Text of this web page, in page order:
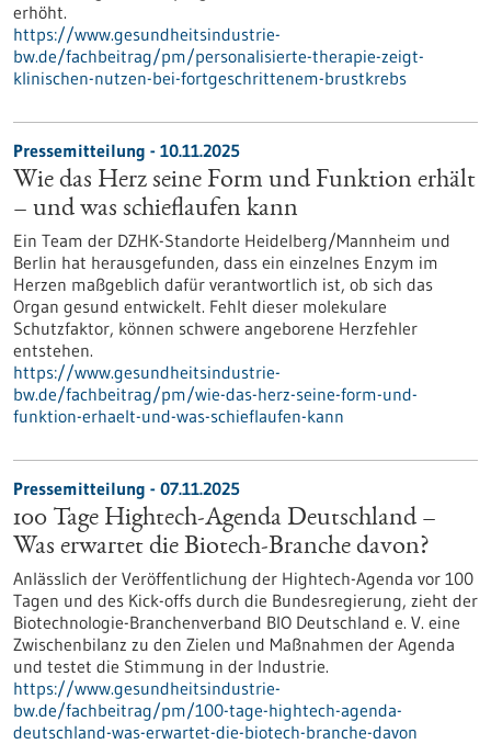
erhöht.
https://www.gesundheitsindustrie-
bw.de/fachbeitrag/pm/personalisierte-therapie-zeigt-
klinischen-nutzen-bei-fortgeschrittenem-brustkrebs
Pressemitteilung - 10.11.2025
Wie das Herz seine Form und Funktion erhält
– und was schieflaufen kann
Ein Team der DZHK-Standorte Heidelberg/Mannheim und
Berlin hat herausgefunden, dass ein einzelnes Enzym im
Herzen maßgeblich dafür verantwortlich ist, ob sich das
Organ gesund entwickelt. Fehlt dieser molekulare
Schutzfaktor, können schwere angeborene Herzfehler
entstehen.
https://www.gesundheitsindustrie-
bw.de/fachbeitrag/pm/wie-das-herz-seine-form-und-
funktion-erhaelt-und-was-schieflaufen-kann
Pressemitteilung - 07.11.2025
100 Tage Hightech-Agenda Deutschland –
Was erwartet die Biotech-Branche davon?
Anlässlich der Veröffentlichung der Hightech-Agenda vor 100
Tagen und des Kick-offs durch die Bundesregierung, zieht der
Biotechnologie-Branchenverband BIO Deutschland e. V. eine
Zwischenbilanz zu den Zielen und Maßnahmen der Agenda
und testet die Stimmung in der Industrie.
https://www.gesundheitsindustrie-
bw.de/fachbeitrag/pm/100-tage-hightech-agenda-
deutschland-was-erwartet-die-biotech-branche-davon